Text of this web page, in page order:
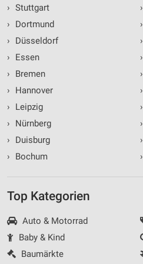
› Stuttgart
›
Dortmund
›
Düsseldorf
›
Essen
›
Bremen
›
Hannover
›
Leipzig
›
Nürnberg
›
Duisburg
›
Bochum
›
›
›
›
›
›
›
›
›
›
Top Kategorien
Auto & Motorrad
Baby & Kind
Baumärkte